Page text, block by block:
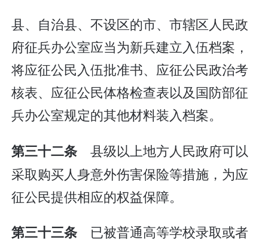
县、自治县、不设区的市、市辖区人民政
府征兵办公室应当为新兵建立入伍档案，
将应征公民入伍批准书、应征公民政治考
核表、应征公民体格检查表以及国防部征
兵办公室规定的其他材料装入档案。
第三十二条 县级以上地方人民政府可以
采取购买人身意外伤害保险等措施，为应
征公民提供相应的权益保障。
第三十三条 已被普通高等学校录取或者